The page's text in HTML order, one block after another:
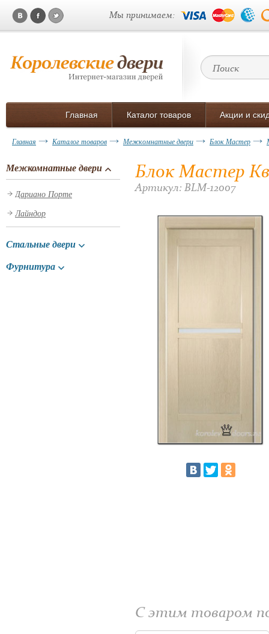
Мы принимаем:
Главная Каталог товаров Акции и
Главная Каталог товаров Межкомнатные двери Блок Мастер
Межкомнатные двери
Дариано Порте
Лайндор
Стальные двери
Фурнитура
Блок Мастер
Артикул: BLM-12007
С этим товаром